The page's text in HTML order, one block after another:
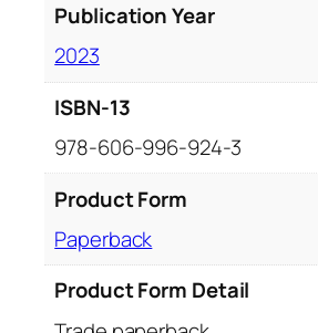
Publication Year
2023
ISBN-13
978-606-996-924-3
Product Form
Paperback
Product Form Detail